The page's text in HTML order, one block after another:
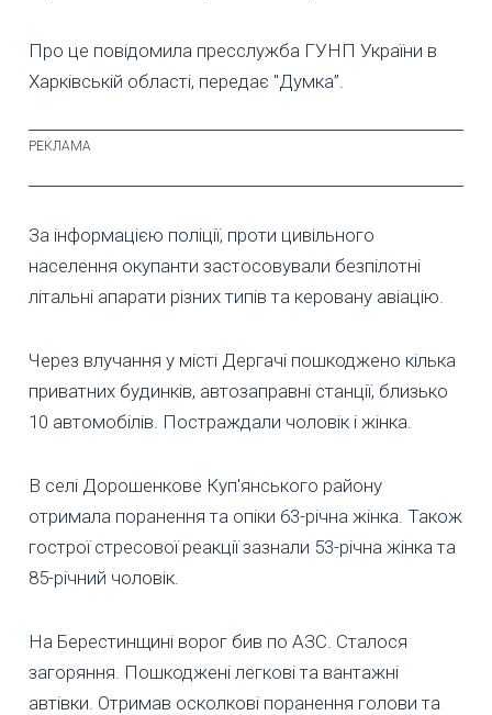
Про це повідомила пресслужба ГУНП України в
Харківській області, передає "Думка”.
За інформацією поліції, проти цивільного
населення окупанти застосовували безпілотні
літальні апарати різних типів та керовану авіацію.
Через влучання у місті Дергачі пошкоджено кілька
приватних будинків, автозаправні станції, близько
10 автомобілів. Постраждали чоловік і жінка.
В селі Дорошенкове Куп'янського району
отримала поранення та опіки 63-річна жінка. Також
гострої стресової реакції зазнали 53-річна жінка та
85-річний чоловік.
На Берестинщині ворог бив по АЗС. Сталося
загоряння. Пошкоджені легкові та вантажні
автівки. Отримав осколкові поранення голови та